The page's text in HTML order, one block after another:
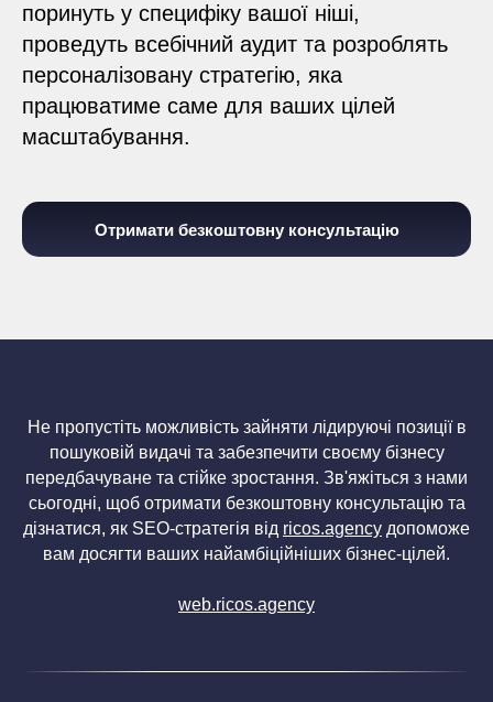
поринуть у специфіку вашої ніші,
проведуть всебічний аудит та розроблять
персоналізовану стратегію, яка
працюватиме саме для ваших цілей
масштабування.
Отримати безкоштовну консультацію
Не пропустіть можливість зайняти лідируючі позиції в
пошуковій видачі та забезпечити своєму бізнесу
передбачуване та стійке зростання. Зв'яжіться з нами
сьогодні, щоб отримати безкоштовну консультацію та
дізнатися, як SEO-стратегія від ricos.agency допоможе
вам досягти ваших найамбіційніших бізнес-цілей.
web.ricos.agency